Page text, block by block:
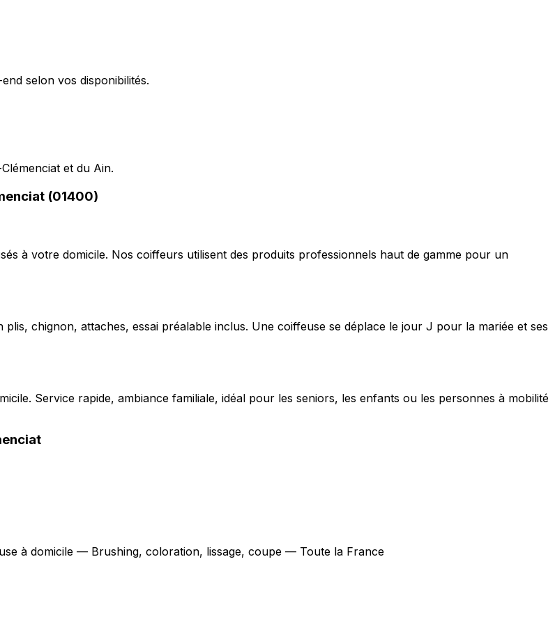
selon vos disponibilités.
et du Ain.
(01400)
à votre domicile. Nos coiffeurs utilisent des produits professionnels haut de gamme pour un
chignon, attaches, essai préalable inclus. Une coiffeuse se déplace le jour J pour la mariée et ses
Service rapide, ambiance familiale, idéal pour les seniors, les enfants ou les personnes à mobilité
à domicile — Brushing, coloration, lissage, coupe — Toute la France